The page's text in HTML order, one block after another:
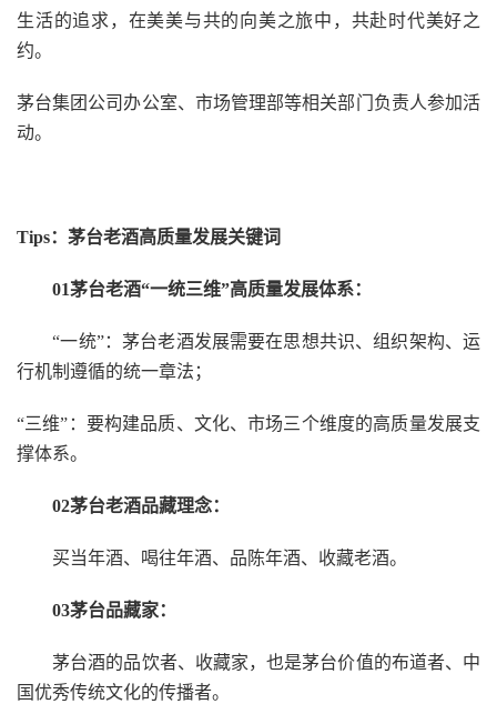
生活的追求，在美美与共的向美之旅中，共赴时代美好之
约。
茅台集团公司办公室、市场管理部等相关部门负责人参加活
动。
Tips：茅台老酒高质量发展关键词
01茅台老酒“一统三维”高质量发展体系：
“一统”：茅台老酒发展需要在思想共识、组织架构、运
行机制遵循的统一章法；
“三维”：要构建品质、文化、市场三个维度的高质量发展支
撑体系。
02茅台老酒品藏理念：
买当年酒、喝往年酒、品陈年酒、收藏老酒。
03茅台品藏家：
茅台酒的品饮者、收藏家，也是茅台价值的布道者、中
国优秀传统文化的传播者。